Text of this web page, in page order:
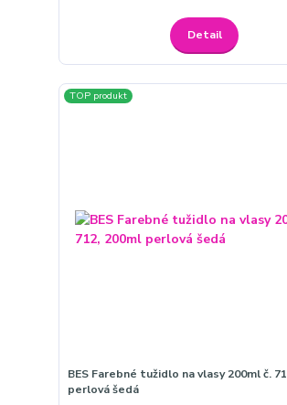
Detail
TOP produkt
BES Farebné tužidlo na vlasy 200ml č.
perlová šedá